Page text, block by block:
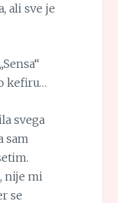
ali sve je
kefiru…
svega
sam
nije mi
se